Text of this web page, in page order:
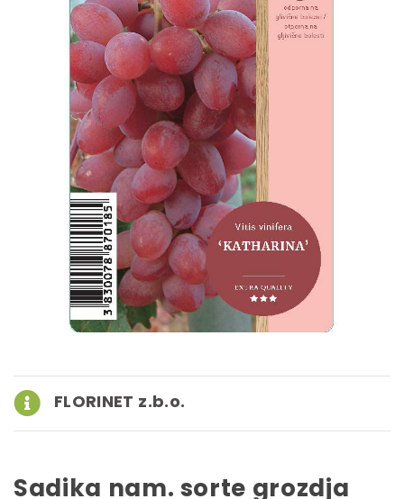
FLORINET z.b.o.
Sadika nam. sorte grozdja